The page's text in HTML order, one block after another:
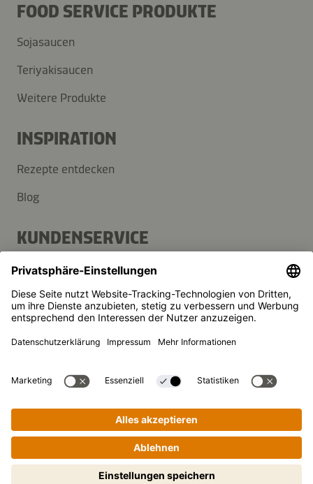
FOOD SERVICE PRODUKTE
Sojasaucen
Teriyakisaucen
Weitere Produkte
INSPIRATION
Rezepte entdecken
Blog
KUNDENSERVICE
Kontakt
FAQ
Presse
Kikkoman ist ein eingetragenes Warenzeichen der Kikkoman
Corporation, Japan.
Theodorstraße 180, 40472 Düsseldorf, Germany
Eingetragen beim AG Düsseldorf: HRB 35856
Privatsphäre-Einstellungen
Datenschutzerklärung
Impressum